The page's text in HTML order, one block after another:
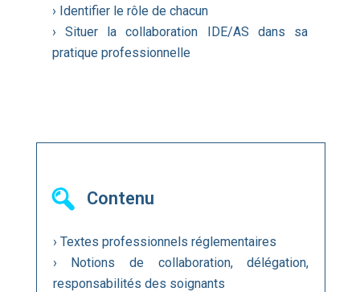
› Identifier le rôle de chacun
› Situer la collaboration IDE/AS dans sa
pratique professionnelle
Contenu
› Textes professionnels réglementaires
› Notions de collaboration, délégation,
responsabilités des soignants